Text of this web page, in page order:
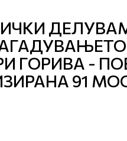
ГОРИВА -
91